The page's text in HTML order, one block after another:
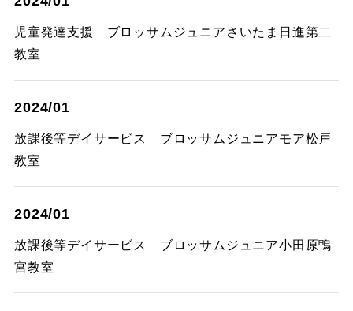
児童発達支援 ブロッサムジュニアさいたま日進第二
教室
2024/01
放課後等デイサービス ブロッサムジュニアモア松戸
教室
2024/01
放課後等デイサービス ブロッサムジュニア小田原鴨
宮教室